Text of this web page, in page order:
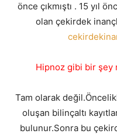
önce çıkmıştı . 15 yıl
olan çekirdek
Hipnoz gibi bir
Tam olarak
oluşan bilinçaltı
bulunur.Sonra bu